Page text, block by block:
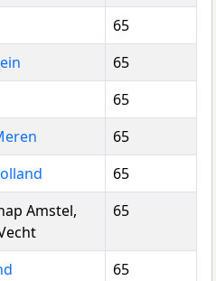
65
65
65
65
65
Amstel,
65
65